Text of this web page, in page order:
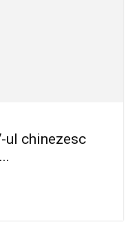
ul chinezesc